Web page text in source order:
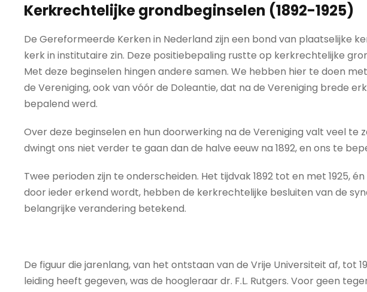
Kerkrechtelijke grondbeginselen (1892-1925)
De Gereformeerde Kerken in Nederland zijn een bond van plaatselijke
kerk in institutaire zin. Deze positiebepaling rustte op kerkrechtelijke
Met deze beginselen hingen andere samen. We hebben hier te doen
de Vereniging, ook van vóór de Doleantie, dat na de Vereniging brede
bepalend werd.
Over deze beginselen en hun doorwerking na de Vereniging valt veel te
dwingt ons niet verder te gaan dan de halve eeuw na 1892, en ons te
Twee perioden zijn te onderscheiden. Het tijdvak 1892 tot en met 1925,
door ieder erkend wordt, hebben de kerkrechtelijke besluiten van de
belangrijke verandering betekend.
De figuur die jarenlang, van het ontstaan van de Vrije Universiteit af, tot
leiding heeft gegeven, was de hoogleraar dr. F.L. Rutgers. Voor geen